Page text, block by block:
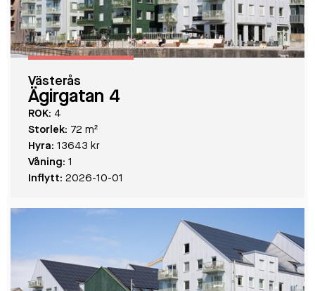
Västerås
Ägirgatan 4
ROK: 4
Storlek: 72 m²
Hyra: 13643 kr
Våning: 1
Inflytt: 2026-10-01